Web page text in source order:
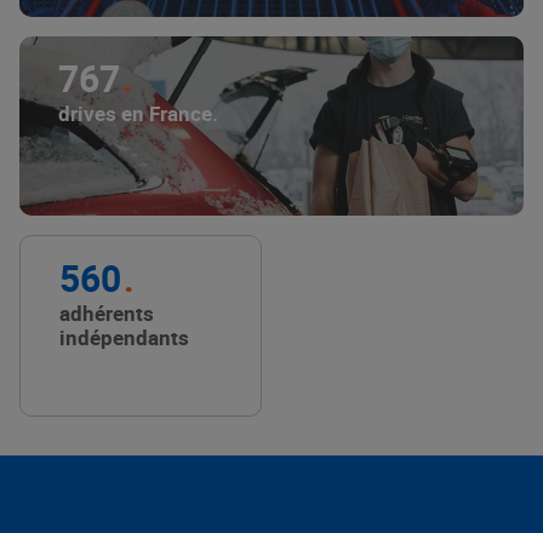
767
drives en France.
560
adhérents
indépendants